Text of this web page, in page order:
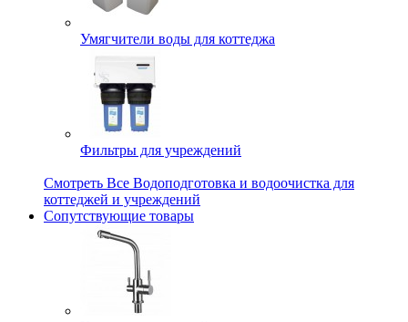
Умягчители воды для коттеджа
Фильтры для учреждений
Смотреть Все Водоподготовка и водоочистка для
коттеджей и учреждений
Сопутствующие товары